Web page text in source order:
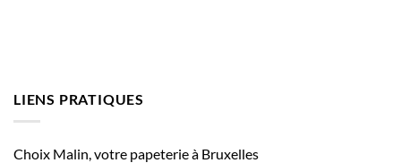
LIENS PRATIQUES
Choix Malin, votre papeterie à Bruxelles